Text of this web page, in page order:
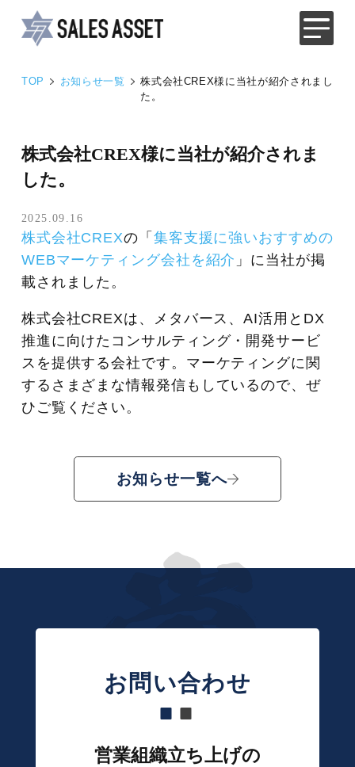
TOP お知らせ一覧
株式会社CREX様に当社が紹介されまし
た。
株式会社CREX様に当社が紹介されま
した。
2025.09.16
株式会社CREXの「 集客支援に強いおすすめの
WEBマーケティング会社を紹介 」に当社が掲
載されました。
株式会社CREXは、メタバース、AI活用とDX
推進に向けたコンサルティング・開発サービ
スを提供する会社です。マーケティングに関
するさまざまな情報発信もしているので、ぜ
ひご覧ください。
お知らせ一覧へ
お問い合わせ
営業組織立ち上げの